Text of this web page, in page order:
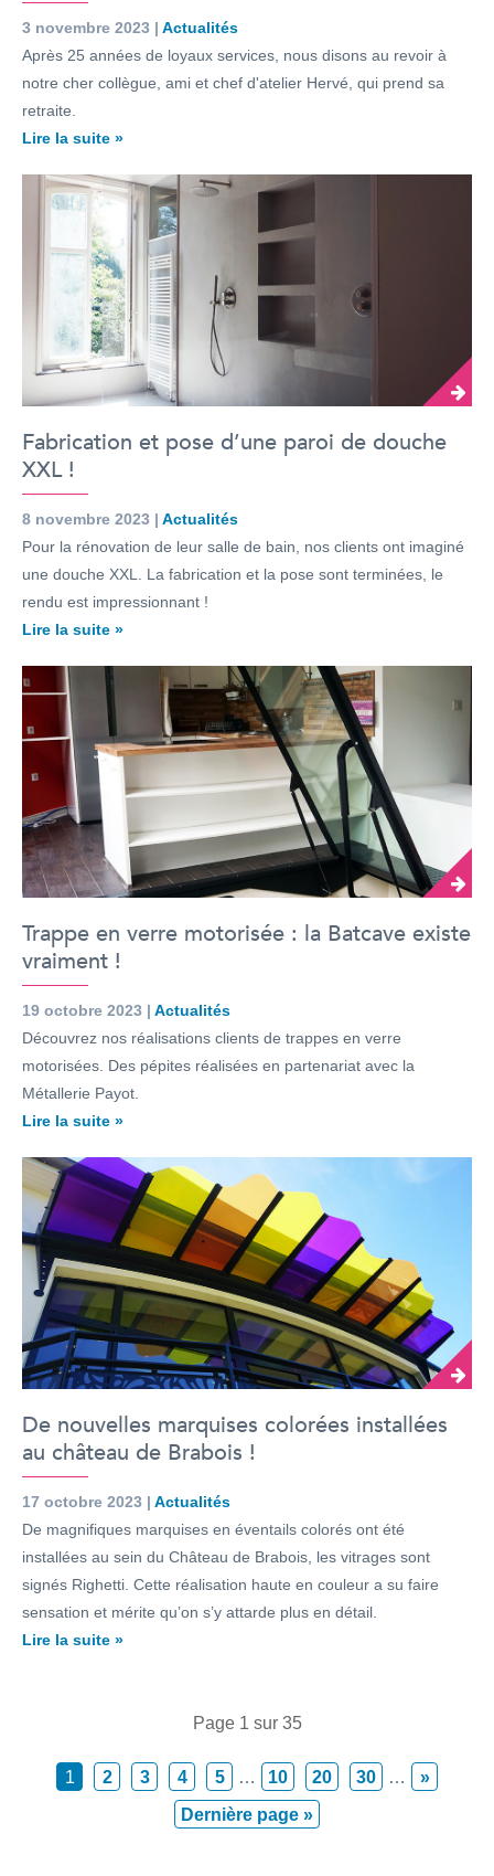
3 novembre 2023 | Actualités
Après 25 années de loyaux services, nous disons au revoir à
notre cher collègue, ami et chef d'atelier Hervé, qui prend sa
retraite.
Lire la suite »
Fabrication et pose d’une paroi de douche
XXL !
8 novembre 2023 | Actualités
Pour la rénovation de leur salle de bain, nos clients ont imaginé
une douche XXL. La fabrication et la pose sont terminées, le
rendu est impressionnant !
Lire la suite »
Trappe en verre motorisée : la Batcave existe
vraiment !
19 octobre 2023 | Actualités
Découvrez nos réalisations clients de trappes en verre
motorisées. Des pépites réalisées en partenariat avec la
Métallerie Payot.
Lire la suite »
De nouvelles marquises colorées installées
au château de Brabois !
17 octobre 2023 | Actualités
De magnifiques marquises en éventails colorés ont été
installées au sein du Château de Brabois, les vitrages sont
signés Righetti. Cette réalisation haute en couleur a su faire
sensation et mérite qu’on s’y attarde plus en détail.
Lire la suite »
Page 1 sur 35
1 2 3 4 5 … 10 20 30 …
»
Dernière page »